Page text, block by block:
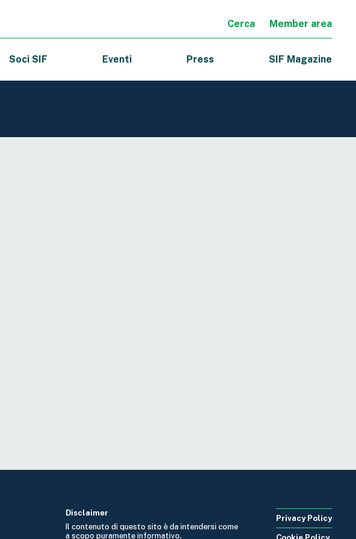
Cerca Member area
Soci SIF Eventi Press SIF Magazine
Disclaimer
Il contenuto di questo sito è da intendersi come
a scopo puramente informativo.
Privacy Policy